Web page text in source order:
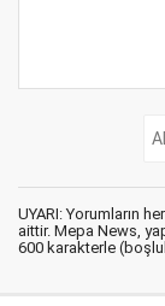
UYARI: Yorumların
aittir. Mepa News,
600 karakterle